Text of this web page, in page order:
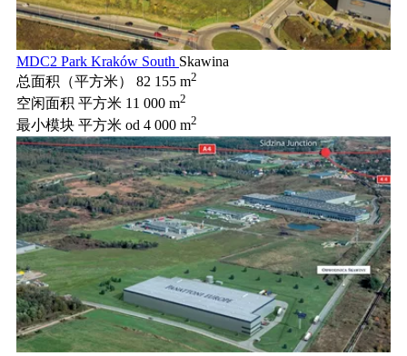
MDC2 Park Kraków South Skawina
总面积（平方米）
82 155 m2
空闲面积 平方米 11 000 m2
最小模块 平方米 od 4 000 m2